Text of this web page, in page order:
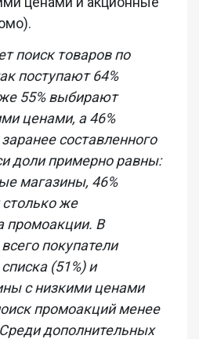
поиск товаров по
поступают 64%
55% выбирают
ценами, а 46%
составленного
доли примерно равны:
магазины, 46%
же
промоакции. В
покупатели
(51%) и
с низкими ценами
промоакций менее
дополнительных